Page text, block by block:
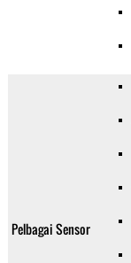
Pelbagai Sensor